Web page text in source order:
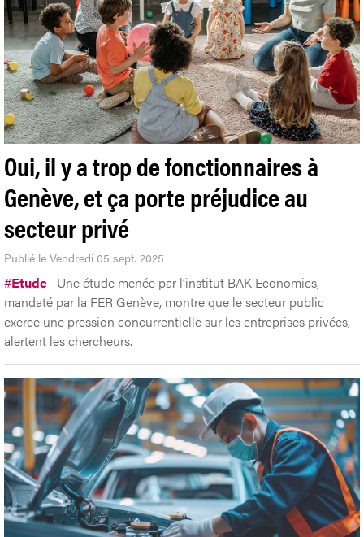
Oui, il y a trop de fonctionnaires à
Genève, et ça porte préjudice au
secteur privé
Publié le Vendredi 05 sept. 2025
#Etude Une étude menée par l’institut BAK Economics,
mandaté par la FER Genève, montre que le secteur public
exerce une pression concurrentielle sur les entreprises privées,
alertent les chercheurs.